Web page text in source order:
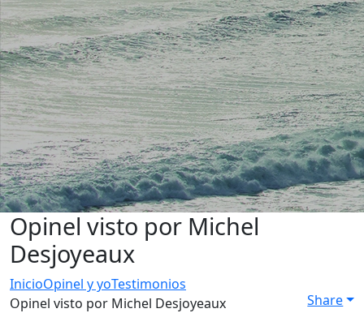
Opinel visto por Michel
Desjoyeaux
InicioOpinel y yoTestimonios
Opinel visto por Michel Desjoyeaux
Share